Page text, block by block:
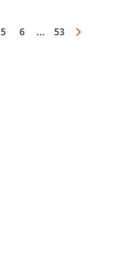
5 6 ... 53